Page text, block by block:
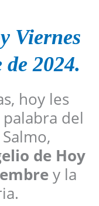
Viernes
2024.
hoy les
del
de Hoy
y la